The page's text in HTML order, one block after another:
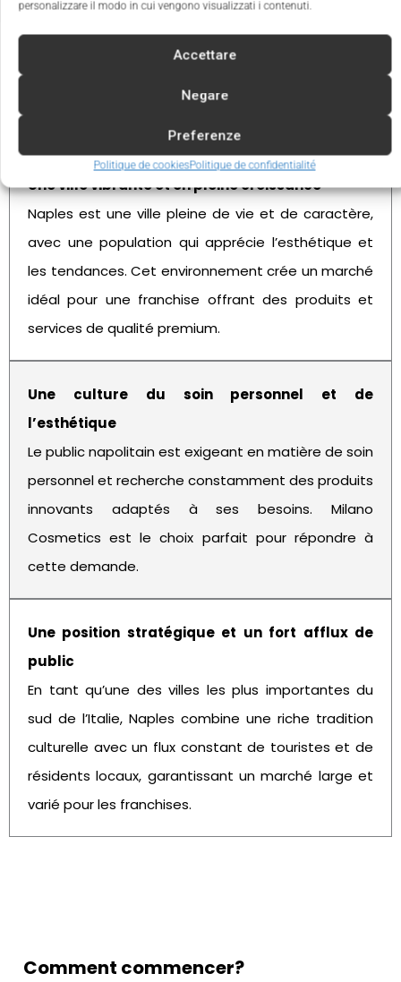
personalizzare il modo in cui vengono visualizzati i contenuti.
Accettare
Negare
Preferenze
Politique de cookiesPolitique de confidentialité
Avantages d’investir à Naples
Une ville vibrante et en pleine croissance
Naples est une ville pleine de vie et de caractère,
avec une population qui apprécie l’esthétique et
les tendances. Cet environnement crée un marché
idéal pour une franchise offrant des produits et
services de qualité premium.
Une culture du soin personnel et de
l’esthétique
Le public napolitain est exigeant en matière de soin
personnel et recherche constamment des produits
innovants adaptés à ses besoins. Milano
Cosmetics est le choix parfait pour répondre à
cette demande.
Une position stratégique et un fort afflux de
public
En tant qu’une des villes les plus importantes du
sud de l’Italie, Naples combine une riche tradition
culturelle avec un flux constant de touristes et de
résidents locaux, garantissant un marché large et
varié pour les franchises.
Comment commencer?